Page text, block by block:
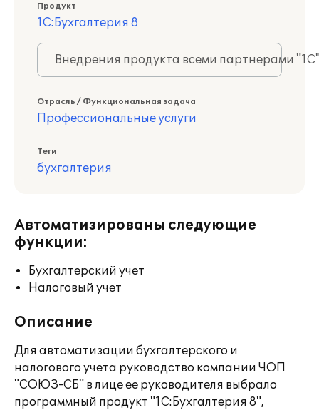
Продукт
1С:Бухгалтерия 8
Внедрения продукта всеми партнерами
Отрасль / Функциональная задача
Профессиональные услуги
Теги
бухгалтерия
Автоматизированы следующие
функции:
Бухгалтерский учет
Налоговый учет
Описание
Для автоматизации бухгалтерского и
налогового учета руководство компании ЧОП
"СОЮЗ-СБ" в лице ее руководителя выбрало
программный продукт "1С:Бухгалтерия 8",